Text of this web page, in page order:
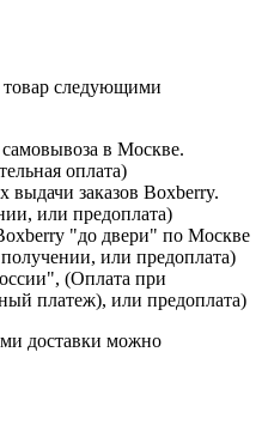
следующими
в Москве.
оплата)
выдачи заказов Boxberry.
или предоплата)
"до двери" по Москве
или предоплата)
(Оплата при
платеж), или предоплата)
доставки можно